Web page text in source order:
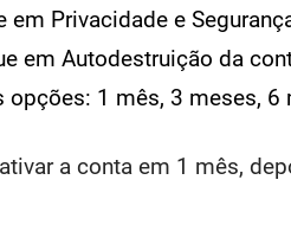
em Privacidade e
em Autodestruição da
opções: 1 mês, 3 meses, 6
a conta em 1 mês,